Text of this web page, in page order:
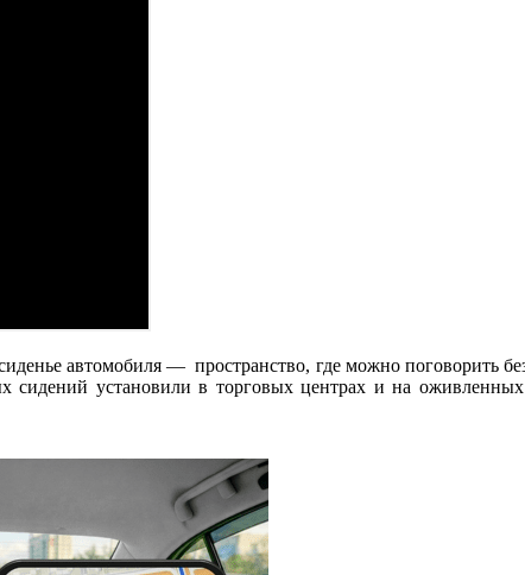
автомобиля — пространство, где можно поговорить
установили в торговых центрах и на